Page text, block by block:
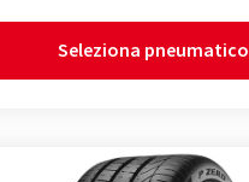
Seleziona pneumatico